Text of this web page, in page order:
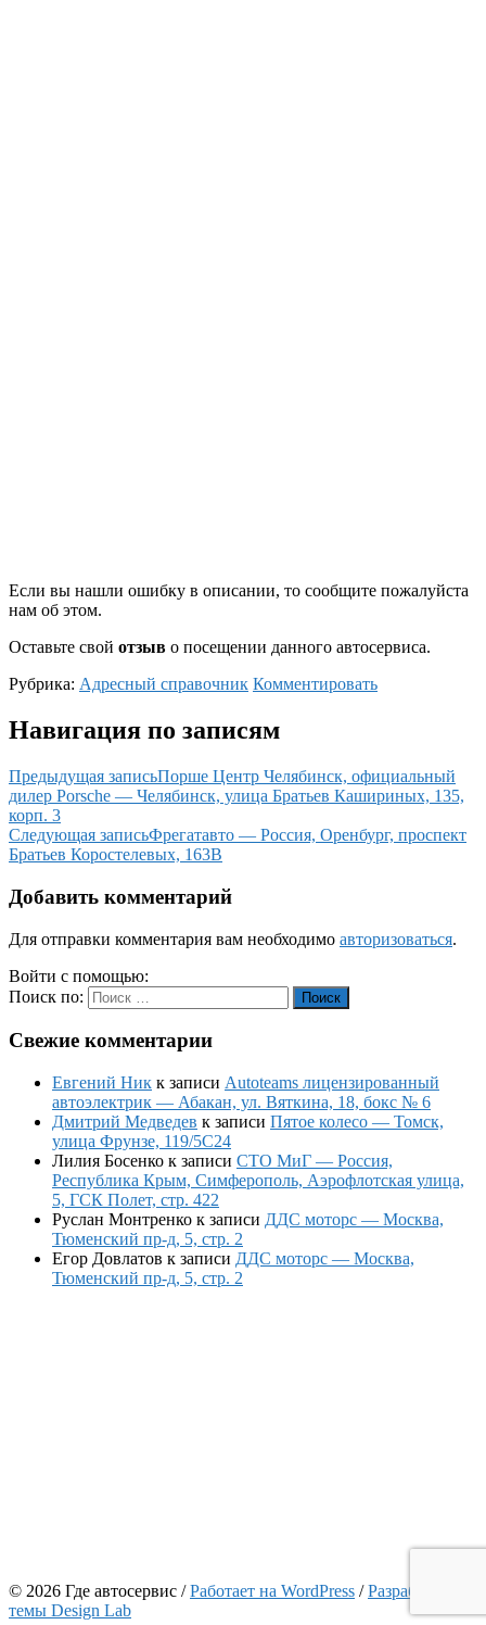
Если вы нашли ошибку в описании, то сообщите пожалуйста
нам об этом.
Оставьте свой отзыв о посещении данного автосервиса.
Рубрика: Адресный справочник Комментировать
Навигация по записям
Предыдущая записьПорше Центр Челябинск, официальный
дилер Porsche — Челябинск, улица Братьев Кашириных, 135,
корп. 3
Следующая записьФрегатавто — Россия, Оренбург, проспект
Братьев Коростелевых, 163В
Добавить комментарий
Для отправки комментария вам необходимо авторизоваться.
Войти с помощью:
Поиск по:
Поиск
Свежие комментарии
Евгений Ник к записи Autoteams лицензированный
автоэлектрик — Абакан, ул. Вяткина, 18, бокс № 6
Дмитрий Медведев к записи Пятое колесо — Томск,
улица Фрунзе, 119/5С24
Лилия Босенко к записи СТО МиГ — Россия,
Республика Крым, Симферополь, Аэрофлотская улица,
5, ГСК Полет, стр. 422
Руслан Монтренко к записи ДДС моторс — Москва,
Тюменский пр-д, 5, стр. 2
Егор Довлатов к записи ДДС моторс — Москва,
Тюменский пр-д, 5, стр. 2
© 2026 Где автосервис / Работает на WordPress / Разработчик
темы Design Lab